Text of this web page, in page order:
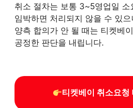
취소 절차는 보통 3~5영업일 소
임박하면 처리되지 않을 수 있
양측 합의가 안 될 때는 티켓베
공정한 판단을 내립니다.
티켓베이 취소요청